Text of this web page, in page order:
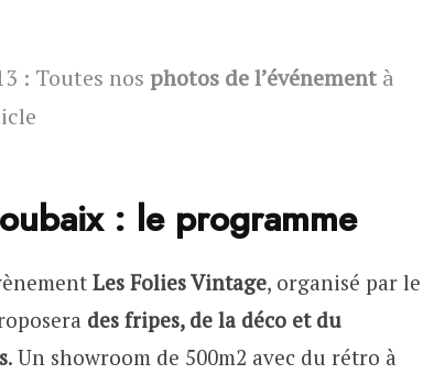
: Toutes nos photos de l’événementà
: le programme
Les Folies Vintage, organisé par le
des fripes, de la déco et du
. Un showroom de 500m2 avec du rétro à